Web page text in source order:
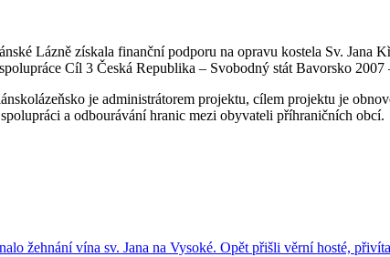
Lázně získala finanční podporu na opravu kostela Sv. Jana
Cíl 3 Česká Republika – Svobodný stát Bavorsko 2007
je administrátorem projektu, cílem projektu je
a odbourávání hranic mezi obyvateli příhraničních obcí.
žehnání vína sv. Jana na Vysoké. Opět přišli věrní hosté,